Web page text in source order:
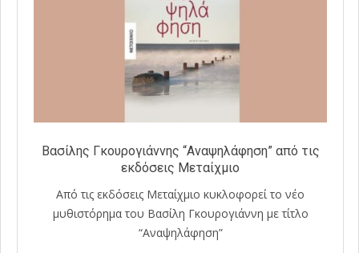
Βασίλης Γκουρογιάννης “Αναψηλάφηση” από τις
εκδόσεις Μεταίχμιο
Από τις εκδόσεις Μεταίχμιο κυκλοφορεί το νέο
μυθιστόρημα του Βασίλη Γκουρογιάννη με τίτλο
“Αναψηλάφηση”